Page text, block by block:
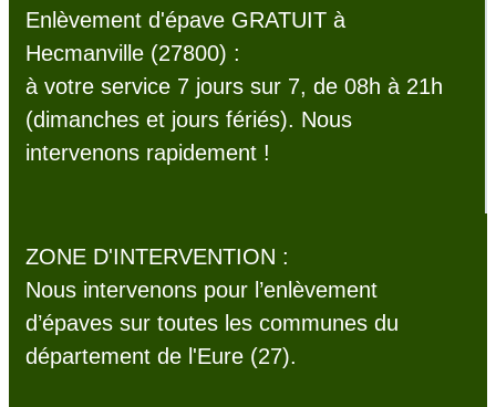
Enlèvement d'épave GRATUIT à
Hecmanville (27800) :
à votre service 7 jours sur 7, de 08h à 21h
(dimanches et jours fériés). Nous
intervenons rapidement !
ZONE D'INTERVENTION :
Nous intervenons pour l’enlèvement
d’épaves sur toutes les communes du
département de l'Eure (27).